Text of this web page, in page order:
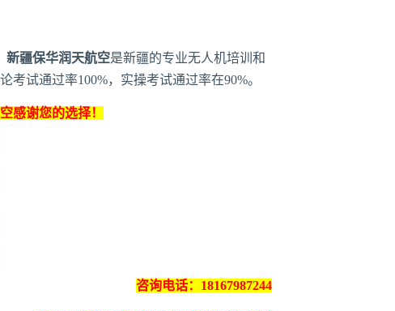
新疆保华润天航空是新疆的专业无人机培训和
考试通过率100%，实操考试通过率在90%。
感谢您的选择！
咨询电话：18167987244